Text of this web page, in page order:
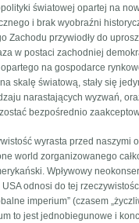
światowej opartej na
i brak wyobraźni
Zachodu przywiodły do
w postaci zachodniej
opartego na gospodarce
skalę światową, stały się
narastających wyzwań,
bezpośrednio
wyrasta przed naszymi
world zorganizowanego
Wpływowy
USA odnosi do tej
imperium” (czasem
to jest jednobiegunowe i